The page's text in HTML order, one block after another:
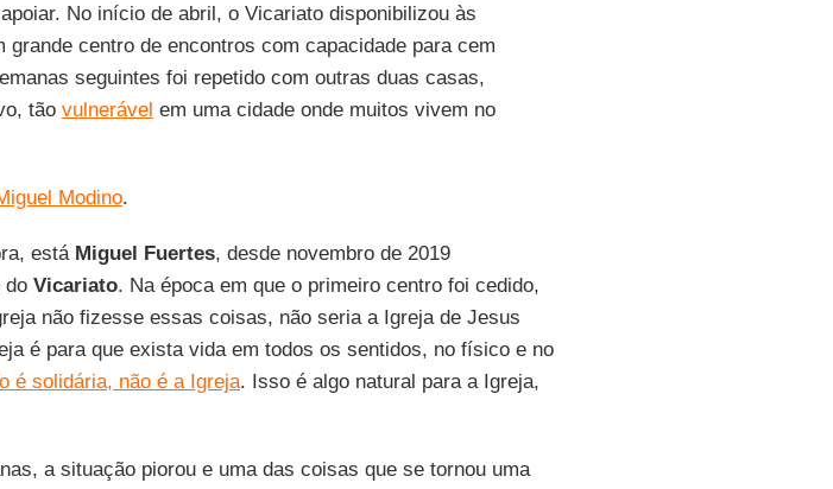
No início de abril, o Vicariato disponibilizou às
grande centro de encontros com capacidade para cem
seguintes foi repetido com outras duas casas,
tão vulnerável em uma cidade onde muitos vivem no
Modino.
está Miguel Fuertes, desde novembro de 2019
do Vicariato. Na época em que o primeiro centro foi cedido,
não fizesse essas coisas, não seria a Igreja de Jesus
é para que exista vida em todos os sentidos, no físico e no
é solidária, não é a Igreja. Isso é algo natural para a Igreja,
a situação piorou e uma das coisas que se tornou uma